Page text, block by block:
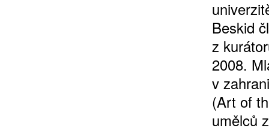
Beskid
z
2008.
v
(Art of
umělců